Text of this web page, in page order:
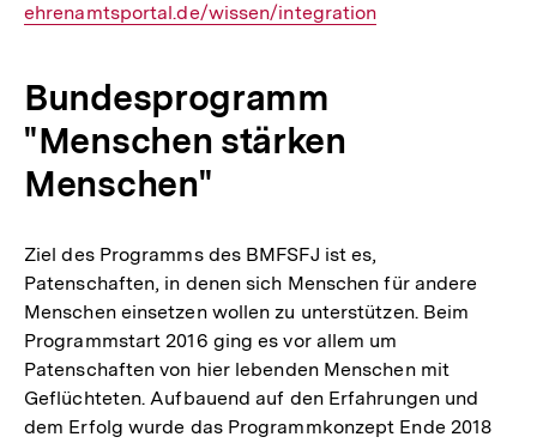
Link:
ehrenamtsportal.de/wissen/integration
Bundesprogramm
"Menschen stärken
Menschen"
Ziel des Programms des BMFSFJ ist es,
Patenschaften, in denen sich Menschen für andere
Menschen einsetzen wollen zu unterstützen. Beim
Programmstart 2016 ging es vor allem um
Patenschaften von hier lebenden Menschen mit
Geflüchteten. Aufbauend auf den Erfahrungen und
dem Erfolg wurde das Programmkonzept Ende 2018